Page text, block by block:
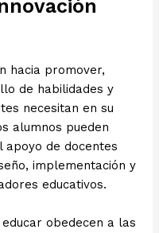
hacia promover,
de habilidades y
necesitan en su
alumnos pueden
de docentes
implementación y
educativos.
obedecen a las